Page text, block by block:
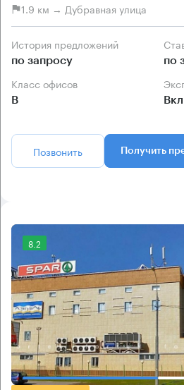
1.9 км → Дубравная улица
История предложений
по запросу по
Класс офисов
B
Позвонить Получить
8.2